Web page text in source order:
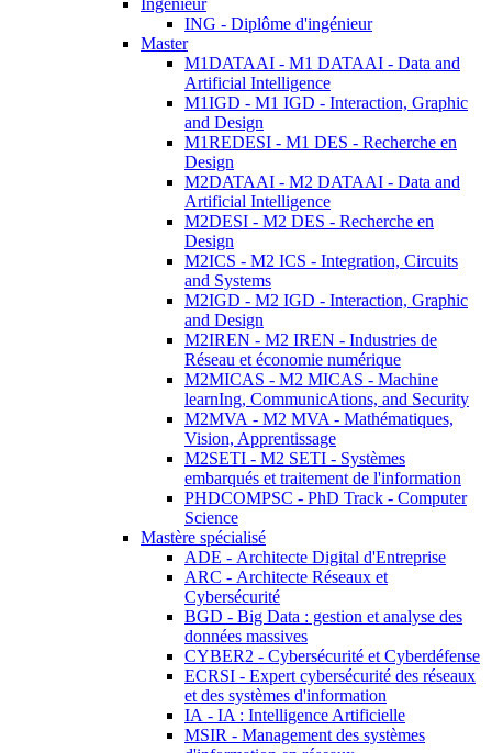
Ingénieur
ING - Diplôme d'ingénieur
Master
M1DATAAI - M1 DATAAI - Data and
Artificial Intelligence
M1IGD - M1 IGD - Interaction, Graphic
and Design
M1REDESI - M1 DES - Recherche en
Design
M2DATAAI - M2 DATAAI - Data and
Artificial Intelligence
M2DESI - M2 DES - Recherche en
Design
M2ICS - M2 ICS - Integration, Circuits
and Systems
M2IGD - M2 IGD - Interaction, Graphic
and Design
M2IREN - M2 IREN - Industries de
Réseau et économie numérique
M2MICAS - M2 MICAS - Machine
learnIng, CommunicAtions, and Security
M2MVA - M2 MVA - Mathématiques,
Vision, Apprentissage
M2SETI - M2 SETI - Systèmes
embarqués et traitement de l'information
PHDCOMPSC - PhD Track - Computer
Science
Mastère spécialisé
ADE - Architecte Digital d'Entreprise
ARC - Architecte Réseaux et
Cybersécurité
BGD - Big Data : gestion et analyse des
données massives
CYBER2 - Cybersécurité et Cyberdéfense
ECRSI - Expert cybersécurité des réseaux
et des systèmes d'information
IA - IA : Intelligence Artificielle
MSIR - Management des systèmes